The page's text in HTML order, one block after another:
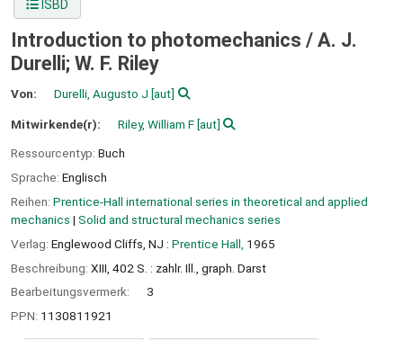
ISBD
Introduction to photomechanics / A. J.
Durelli; W. F. Riley
Von: Durelli, Augusto J [aut]
Mitwirkende(r): Riley, William F[aut]
Ressourcentyp: Buch
Sprache: Englisch
Reihen: Prentice-Hall international series in theoretical and applied
mechanics | Solid and structural mechanics series
Verlag: Englewood Cliffs, NJ : Prentice Hall, 1965
Beschreibung: XIII, 402 S. : zahlr. Ill., graph. Darst
Bearbeitungsvermerk:
3
PPN: 1130811921